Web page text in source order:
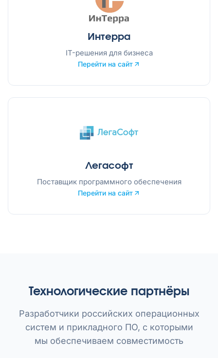
Интерра
IT-решения для бизнеса
Перейти на сайт
Легасофт
Поставщик программного обеспечения
Перейти на сайт
Технологические партнёры
Разработчики российских операционных
систем и прикладного ПО, с которыми
мы обеспечиваем совместимость